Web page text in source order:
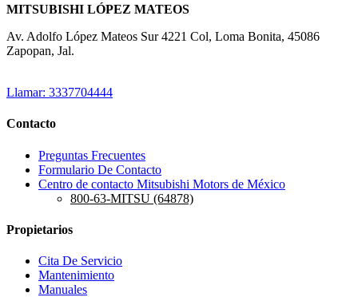
MITSUBISHI LÓPEZ MATEOS
Av. Adolfo López Mateos Sur 4221 Col, Loma Bonita, 45086
Zapopan, Jal.
Llamar: 3337704444
Contacto
Preguntas Frecuentes
Formulario De Contacto
Centro de contacto Mitsubishi Motors de México
800-63-MITSU (64878)
Propietarios
Cita De Servicio
Mantenimiento
Manuales